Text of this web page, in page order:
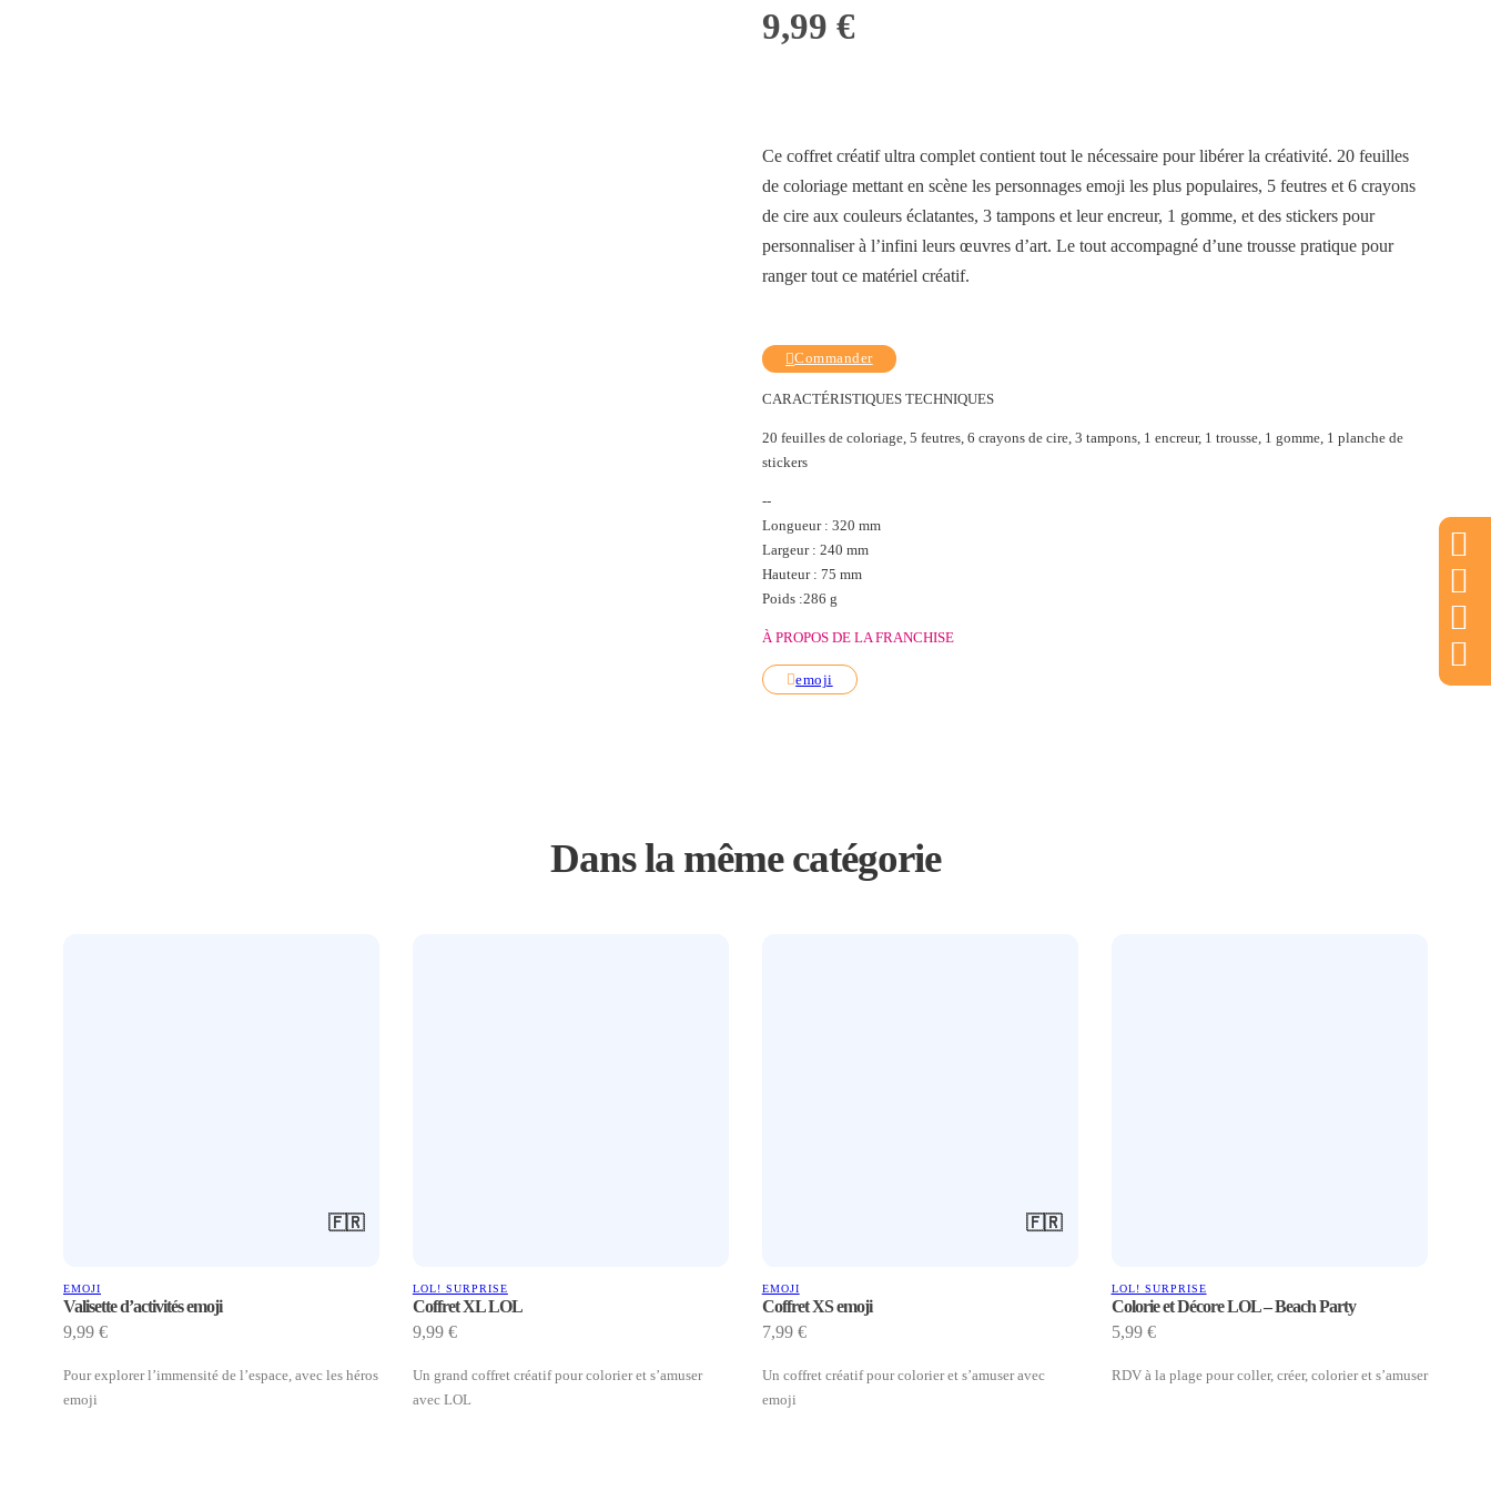
9,99 €
Ce coffret créatif ultra complet contient tout le nécessaire pour libérer la créativité. 20 feuilles
de coloriage mettant en scène les personnages emoji les plus populaires, 5 feutres et 6 crayons
de cire aux couleurs éclatantes, 3 tampons et leur encreur, 1 gomme, et des stickers pour
personnaliser à l’infini leurs œuvres d’art. Le tout accompagné d’une trousse pratique pour
ranger tout ce matériel créatif.
Commander
CARACTÉRISTIQUES TECHNIQUES
20 feuilles de coloriage, 5 feutres, 6 crayons de cire, 3 tampons, 1 encreur, 1 trousse, 1 gomme, 1 planche de
stickers
--
Longueur : 320 mm
Largeur : 240 mm
Hauteur : 75 mm
Poids :286 g
À PROPOS DE LA FRANCHISE
emoji
Dans la même catégorie
🇫🇷
EMOJI
Valisette d’activités emoji
9,99 €
Pour explorer l’immensité de l’espace, avec les héros
emoji
LOL! SURPRISE
Coffret XL LOL
9,99 €
Un grand coffret créatif pour colorier et s’amuser
avec LOL
🇫🇷
EMOJI
Coffret XS emoji
7,99 €
Un coffret créatif pour colorier et s’amuser avec
emoji
LOL! SURPRISE
Colorie et Décore LOL – Beach Party
5,99 €
RDV à la plage pour coller, créer, colorier et s’amuser